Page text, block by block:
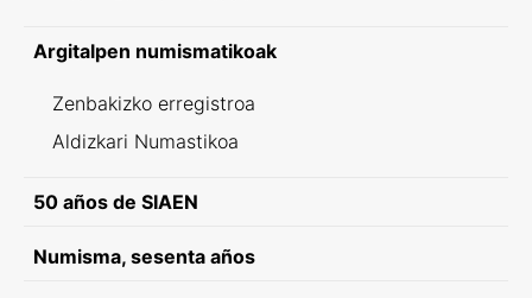
Argitalpen numismatikoak
Zenbakizko erregistroa
Aldizkari Numastikoa
50 años de SIAEN
Numisma, sesenta años